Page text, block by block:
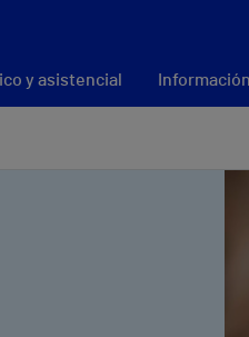
y asistencial